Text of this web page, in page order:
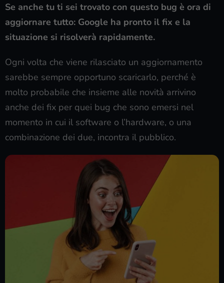
Se anche tu ti sei trovato con questo bug è ora di
aggiornare tutto: Google ha pronto il fix e la
situazione si risolverà rapidamente.
Ogni volta che viene rilasciato un aggiornamento
sarebbe sempre opportuno scaricarlo, perché è
molto probabile che insieme alle novità arrivino
anche dei fix per quei bug che sono emersi nel
momento in cui il software o l’hardware, o una
combinazione dei due, incontra il pubblico.